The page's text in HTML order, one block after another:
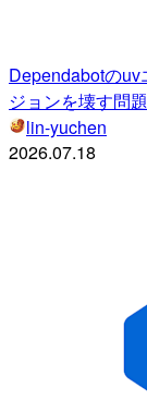
Dependabotのuv
ジョンを壊す問
lin-yuchen
2026.07.18